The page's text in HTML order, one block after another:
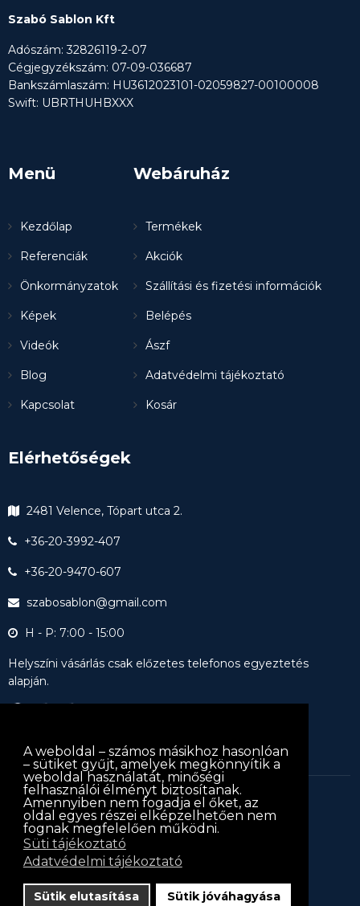
A weboldal – számos másikhoz hasonlóan
– sütiket gyűjt, amelyek megkönnyítik a
weboldal használatát, minőségi
felhasználói élményt biztosítanak.
Amennyiben nem fogadja el őket, az
oldal egyes részei elképzelhetően nem
fognak megfelelően működni.
Süti tájékoztató
Adatvédelmi tájékoztató
Sütik elutasítása Sütik jóváhagyása
Szabó Sablon Kft
Adószám: 32826119-2-07
Cégjegyzékszám: 07-09-036687
Bankszámlaszám: HU3612023101-02059827-00100008
Swift: UBRTHUHBXXX
Menü
Kezdőlap
Referenciák
Önkormányzatok
Képek
Videók
Blog
Kapcsolat
Webáruház
Termékek
Akciók
Szállítási és fizetési információk
Belépés
Ászf
Adatvédelmi tájékoztató
Kosár
Elérhetőségek
2481 Velence, Tópart utca 2.
+36-20-3992-407
+36-20-9470-607
szabosablon@gmail.com
H - P: 7:00 - 15:00
Helyszíni vásárlás csak előzetes telefonos egyeztetés
alapján.
keritessablon.hu © 2013keritessablon.hu. Minden jog
fenntartva
Iratkozz fel hírlevelünkre!
Hírlevél